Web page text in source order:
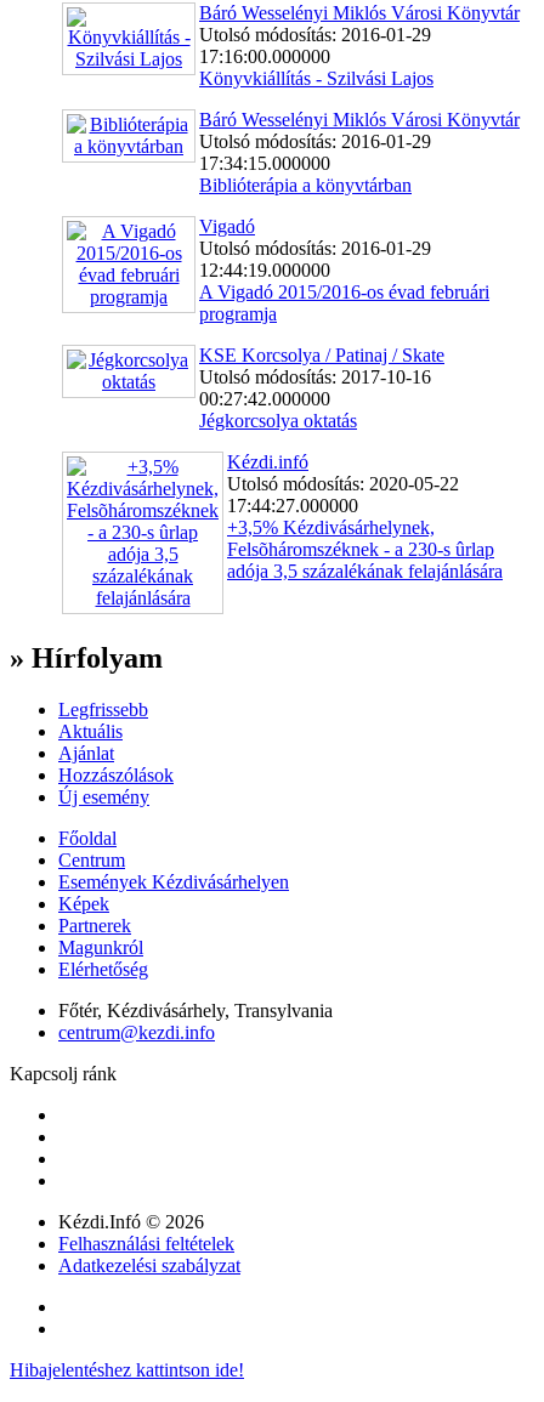
Báró Wesselényi Miklós Városi Könyvtár
Utolsó módosítás: 2016-01-29
17:16:00.000000
Könyvkiállítás - Szilvási Lajos
Báró Wesselényi Miklós Városi Könyvtár
Utolsó módosítás: 2016-01-29
17:34:15.000000
Biblióterápia a könyvtárban
Vigadó
Utolsó módosítás: 2016-01-29
12:44:19.000000
A Vigadó 2015/2016-os évad februári
programja
KSE Korcsolya / Patinaj / Skate
Utolsó módosítás: 2017-10-16
00:27:42.000000
Jégkorcsolya oktatás
Kézdi.infó
Utolsó módosítás: 2020-05-22
17:44:27.000000
+3,5% Kézdivásárhelynek,
Felsõháromszéknek - a 230-s ûrlap
adója 3,5 százalékának felajánlására
» Hírfolyam
Legfrissebb
Aktuális
Ajánlat
Hozzászólások
Új esemény
Főoldal
Centrum
Események Kézdivásárhelyen
Képek
Partnerek
Magunkról
Elérhetőség
Főtér, Kézdivásárhely, Transylvania
centrum@kezdi.info
Kapcsolj ránk
Kézdi.Infó © 2026
Felhasználási feltételek
Adatkezelési szabályzat
Hibajelentéshez kattintson ide!